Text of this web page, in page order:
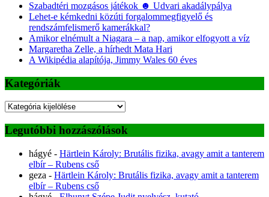
Szabadtéri mozgásos játékok ☻ Udvari akadálypálya
Lehet-e kémkedni közúti forgalommegfigyelő és
rendszámfelismerő kamerákkal?
Amikor elnémult a Niagara – a nap, amikor elfogyott a víz
Margaretha Zelle, a hírhedt Mata Hari
A Wikipédia alapítója, Jimmy Wales 60 éves
Kategóriák
Kategóriák
Legutóbbi hozzászólások
hágyé - Härtlein Károly: Brutális fizika, avagy amit a tanterem
elbír – Rubens cső
geza - Härtlein Károly: Brutális fizika, avagy amit a tanterem
elbír – Rubens cső